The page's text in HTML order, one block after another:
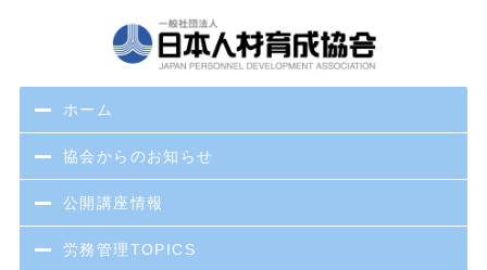
ホーム
協会からのお知らせ
公開講座情報
労務管理TOPICS